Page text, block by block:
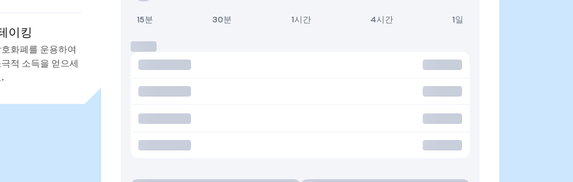
이킹
호화폐를 운용하여
극적 소득을 얻으세
.
15분 30분 1시간 4시간 1일